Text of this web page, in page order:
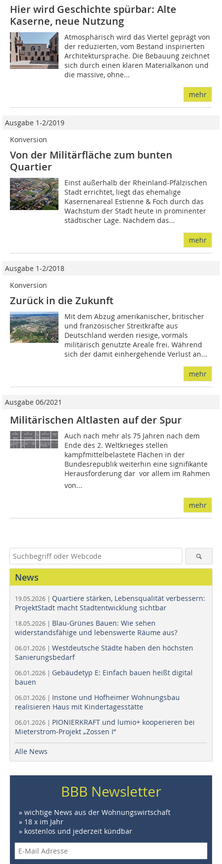
Hier wird Geschichte spürbar: Alte
Kaserne, neue Nutzung
Atmosphärisch wird das Viertel geprägt von
der reduzierten, vom Bestand inspirierten
Architektursprache. Die Bebauung zeichnet
sich durch einen klaren Materialkanon und
die massive, ohne...
mehr
Ausgabe 1-2/2019
Konversion
Von der Militärfläche zum bunten
Quartier
Einst außerhalb der Rheinland-Pfälzischen
Stadt errichtet, liegt das ehemalige
Kasernenareal Estienne & Foch durch das
Wachstum der Stadt heute in prominenter
städtischer Lage. Nachdem das...
mehr
Ausgabe 1-2/2018
Konversion
Zurück in die Zukunft
Mit dem Abzug amerikanischer, britischer
und französischer Streitkräfte aus
Deutschland werden riesige, vormals
militärisch genutzte Areale frei. Während
sich der damit einhergehende Verlust an...
mehr
Ausgabe 06/2021
Militärischen Altlasten auf der Spur
Auch nach mehr als 75 Jahren nach dem
Ende des 2. Weltkrieges stellen
kampfmittelbelastete Flächen in der
Bundesrepublik weiterhin eine signifikante
Herausforderung dar  vor allem im Rahmen
von...
mehr
News
19.05.2026 | Quartiere stärken, Lebensqualität verbessern:
ProjektStadt macht Stadtentwicklung sichtbar
18.05.2026 | Blau-Grünes Bauen: Wie sehen
widerstandsfähige und lebenswerte Räume aus?
06.01.2026 | Westdeutsche Städte haben den höchsten
Sanierungsbedarf
06.01.2026 | Gebäudetyp E: Einfach bauen heißt digital
bauen
06.01.2026 | Instone und Hofheimer Wohnungsbau
realisieren Haus mit Kindertagesstätte
06.01.2026 | PIONIERKRAFT und lumio+ kooperieren bei
Mieterstrom-Projekt „Zossen I“
Alle News
BBB Newsletter
» wichtige News aus der Wohnungswirtschaft
» 18 x im Jahr
» kostenlos und jederzeit kündbar